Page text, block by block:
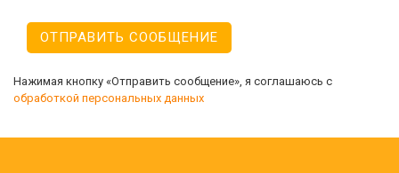
Нажимая кнопку «Отправить сообщение», я соглашаюсь с
обработкой персональных данных